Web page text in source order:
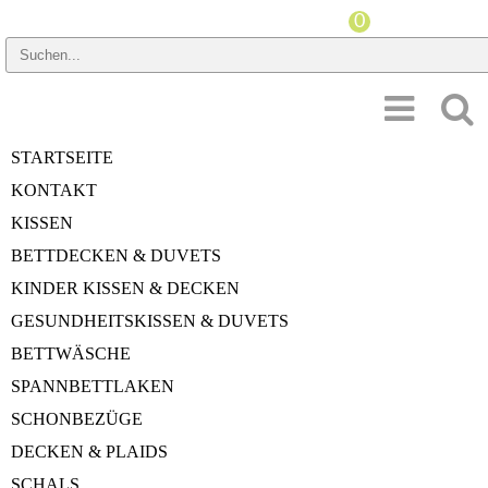
STARTSEITE
KONTAKT
KISSEN
BETTDECKEN & DUVETS
KINDER KISSEN & DECKEN
GESUNDHEITSKISSEN & DUVETS
BETTWÄSCHE
SPANNBETTLAKEN
SCHONBEZÜGE
DECKEN & PLAIDS
HERSTELLER
WÄRMEINDEX
MATERIAL
Startseite»Bettdecken & Duvets
Wildseide